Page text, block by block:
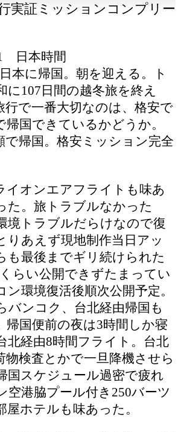
実証ミッションコンプリー
日本時間
本に帰国。朝を迎える。ト
に107日間の越冬旅を終え
行で一番大切なのは、格安で
帰国できているかどうか。
で帰国。格安ミッション完全
イオンエアフライトも味あ
た。旅トラブルなかった
境トラブルだらけなので復
りあえず現地制作当日アッ
も最後までギリ続けられた
らい公開できずたまってい
環境復活後順次公開予定。
バンコク、台北経由帰国も
帰国便前の夜は3時間しか寝
北経由8時間フライト。台北
物検査とかで一旦降機させら
国スケジュール過密で疲れ
空港脇プール付き250バーツ
屋ホテルも味あった。